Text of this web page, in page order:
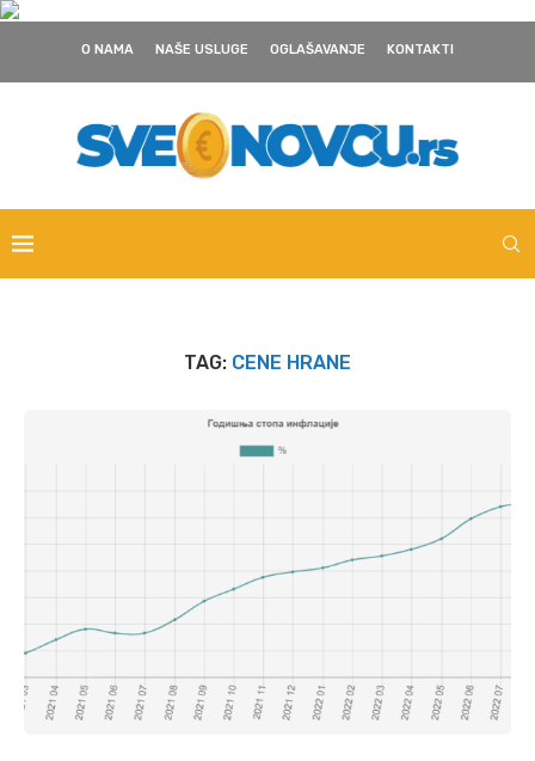
O NAMA NAŠE USLUGE OGLAŠAVANJE KONTAKTI
TAG: CENE HRANE